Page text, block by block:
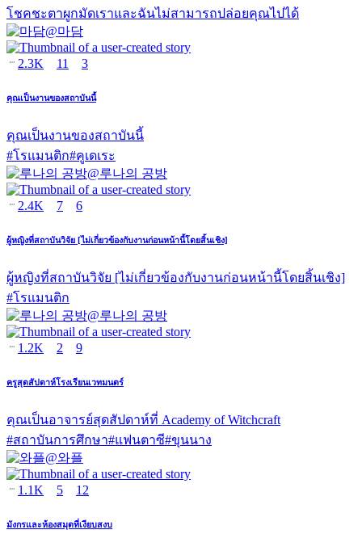
โชคชะตาผูกมัดเราและฉันไม่สามารถปล่อยคุณไปได้
@마담
2.3K 11 3
คุณเป็นงานของสถาบันนี้
คุณเป็นงานของสถาบันนี้
#โรแมนติก#คูเดเระ
@루나의 공방
2.4K 7 6
ผู้หญิงที่สถาบันวิจัย [ไม่เกี่ยวข้องกับงานก่อนหน้านี้โดยสิ้นเชิง]
ผู้หญิงที่สถาบันวิจัย [ไม่เกี่ยวข้องกับงานก่อนหน้านี้โดยสิ้นเชิง]
#โรแมนติก
@루나의 공방
1.2K 2 9
ครูสุดสัปดาห์โรงเรียนเวทมนตร์
คุณเป็นอาจารย์สุดสัปดาห์ที่ Academy of Witchcraft
#สถาบันการศึกษา#แฟนตาซี#ขุนนาง
@와플
1.1K 5 12
มังกรและห้องสมุดที่เงียบสงบ